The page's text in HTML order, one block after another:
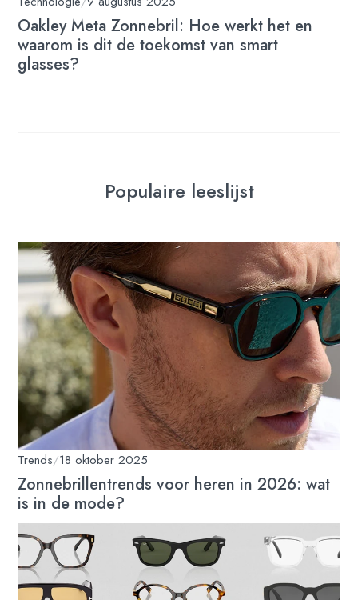
Oakley Meta Zonnebril: Hoe werkt het en
waarom is dit de toekomst van smart
glasses?
Populaire leeslijst
Trends/18 oktober 2025
Zonnebrillentrends voor heren in 2026: wat
is in de mode?